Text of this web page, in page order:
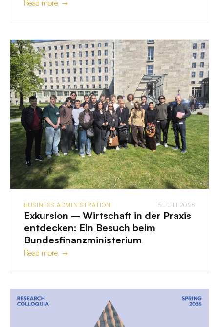
Read more →
BUSINESS ADMINISTRATION 15 JULI 2026
Exkursion – Wirtschaft in der Praxis
entdecken: Ein Besuch beim
Bundesfinanzministerium
Read more →